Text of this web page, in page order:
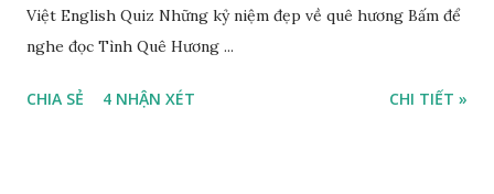
Việt English Quiz Những kỷ niệm đẹp về quê hương Bấm để
nghe đọc Tình Quê Hương ...
CHIA SẺ 4 NHẬN XÉT CHI TIẾT »